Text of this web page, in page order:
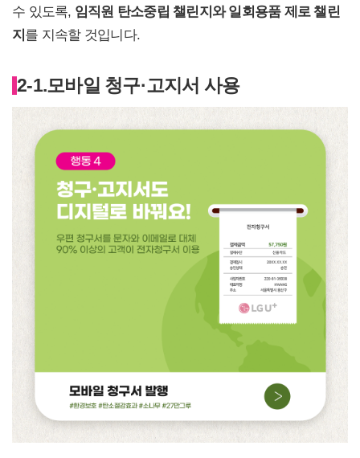
수 있도록, 임직원 탄소중립 챌린지와 일회용품 제로 챌린
지를 지속할 것입니다.
2-1.모바일 청구·고지서 사용